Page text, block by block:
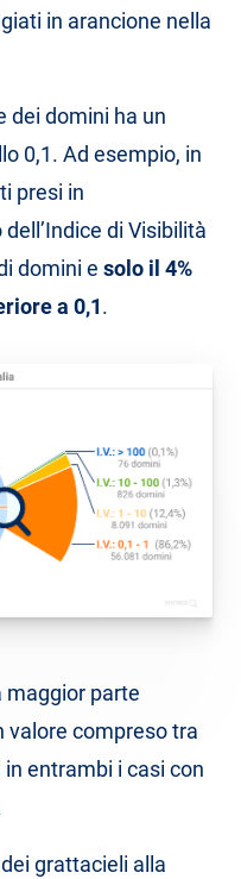
in arancione nella
dei domini ha un
0,1. Ad esempio, in
presi in
di Visibilità
domini e solo il 4%
a 0,1.
maggior parte
valore compreso tra
in entrambi i casi con
grattacieli alla